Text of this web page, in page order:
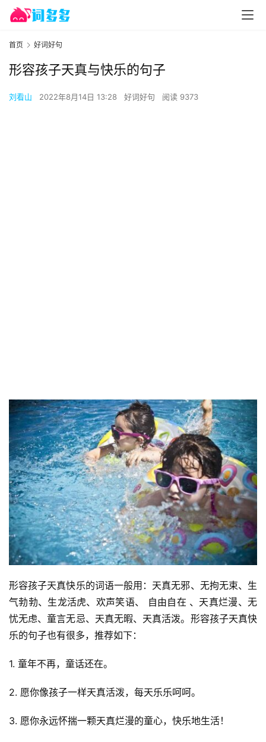
首页 好词好句
形容孩子天真与快乐的句子
刘看山 2022年8月14日 13:28 好词好句 阅读 9373
形容孩子天真快乐的词语一般用：天真无邪、无拘无束、生
气勃勃、生龙活虎、欢声笑语、 自由自在 、天真烂漫、无
忧无虑、童言无忌、天真无暇、天真活泼。形容孩子天真快
乐的句子也有很多，推荐如下：
1. 童年不再，童话还在。
2. 愿你像孩子一样天真活泼，每天乐乐呵呵。
3. 愿你永远怀揣一颗天真烂漫的童心，快乐地生活！